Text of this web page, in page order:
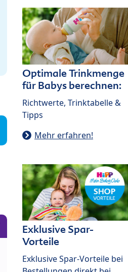
Optimale Trinkmenge
für Babys berechnen:
Richtwerte, Trinktabelle &
Tipps
Mehr erfahren!
Exklusive Spar-
Vorteile
Exklusive Spar-Vorteile bei